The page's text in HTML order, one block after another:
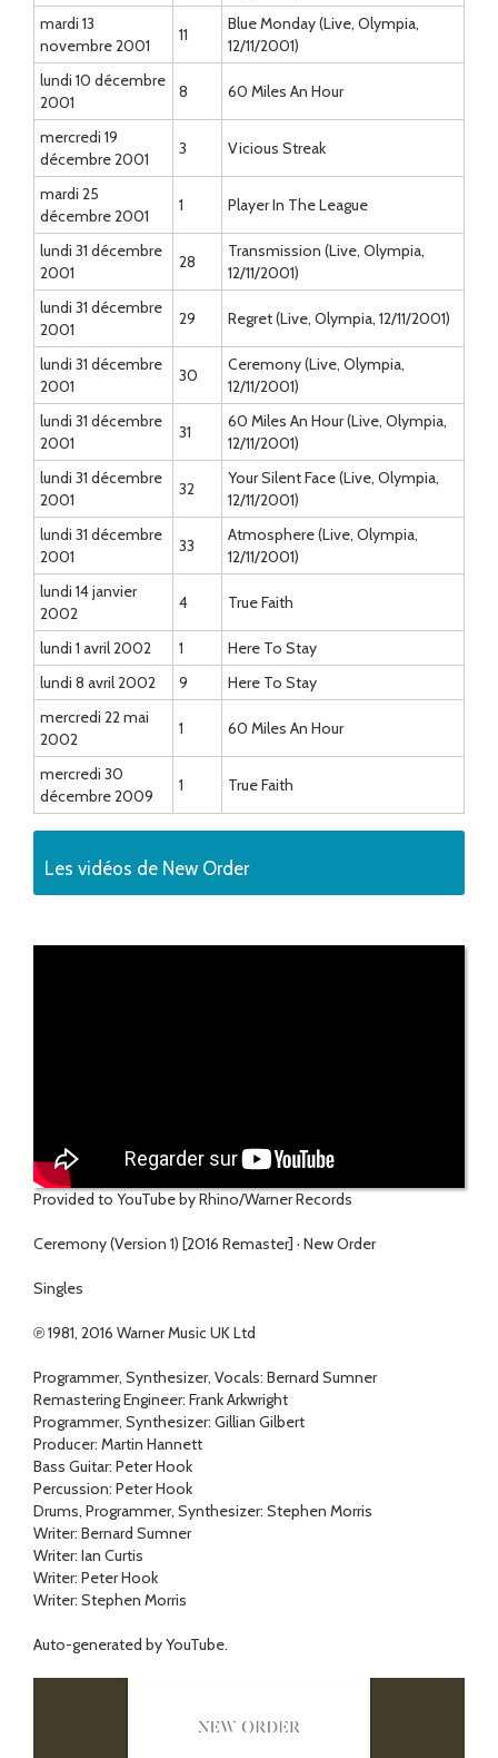
mardi 13
novembre 2001
11
Blue Monday (Live, Olympia,
12/11/2001)
lundi 10 décembre
2001
8 60 Miles An Hour
mercredi 19
décembre 2001
3 Vicious Streak
mardi 25
décembre 2001
1 Player In The League
lundi 31 décembre
2001
28
Transmission (Live, Olympia,
12/11/2001)
lundi 31 décembre
2001
29 Regret (Live, Olympia, 12/11/2001)
lundi 31 décembre
2001
30
Ceremony (Live, Olympia,
12/11/2001)
lundi 31 décembre
2001
31
60 Miles An Hour (Live, Olympia,
12/11/2001)
lundi 31 décembre
2001
32
Your Silent Face (Live, Olympia,
12/11/2001)
lundi 31 décembre
2001
33
Atmosphere (Live, Olympia,
12/11/2001)
lundi 14 janvier
2002
4 True Faith
lundi 1 avril 2002 1
Here To Stay
lundi 8 avril 2002
9
Here To Stay
mercredi 22 mai
2002
1 60 Miles An Hour
mercredi 30
décembre 2009
1 True Faith
Les vidéos de New Order
Provided to YouTube by Rhino/Warner Records
Ceremony (Version 1) [2016 Remaster] · New Order
Singles
℗ 1981, 2016 Warner Music UK Ltd
Programmer, Synthesizer, Vocals: Bernard Sumner
Remastering Engineer: Frank Arkwright
Programmer, Synthesizer: Gillian Gilbert
Producer: Martin Hannett
Bass Guitar: Peter Hook
Percussion: Peter Hook
Drums, Programmer, Synthesizer: Stephen Morris
Writer: Bernard Sumner
Writer: Ian Curtis
Writer: Peter Hook
Writer: Stephen Morris
Auto-generated by YouTube.